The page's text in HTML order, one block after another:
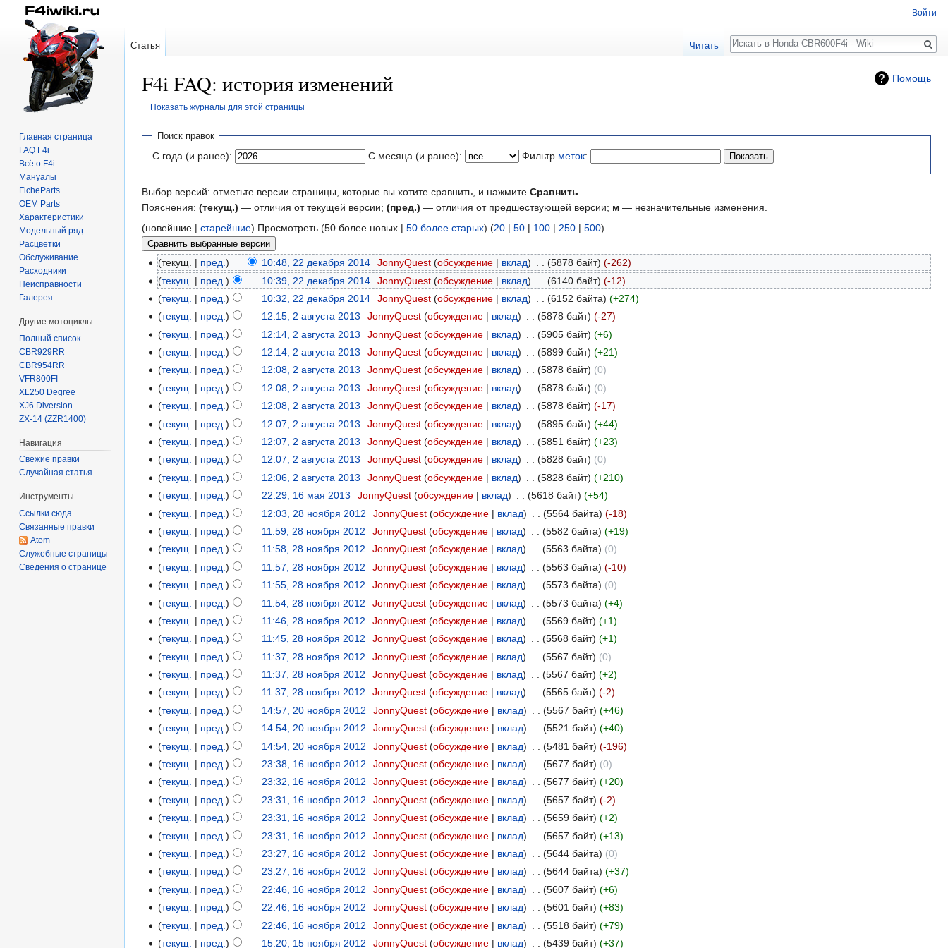
Помощь
F4i FAQ: история изменений
Показать журналы для этой страницы
Перейти
навигации
Перейти
поиску
Поиск правок
С года (и ранее): С месяца (и ранее): Фильтр меток:
Выбор версий: отметьте версии страницы, которые вы хотите сравнить, и нажмите Сравнить
Пояснения: (текущ.) — отличия от текущей версии; (пред.) — отличия от предшествующей версии; м — незначительные изменения.
(новейшие | старейшие) Просмотреть (50 более новых | 50 более старых) (20 | 50 | 100 | 250 | 500)
текущ. пред. 10:48, 22 декабря 2014 JonnyQuest обсуждение вклад 5878 байт
-262
текущ.
пред. 10:39, 22 декабря 2014 JonnyQuest обсуждение вклад 6140 байт
-12
текущ.
пред. 10:32, 22 декабря 2014 JonnyQuest обсуждение вклад 6152 байта
+274
текущ.
пред. 12:15, 2 августа 2013 JonnyQuest обсуждение вклад 5878 байт
-27
текущ.
пред. 12:14, 2 августа 2013 JonnyQuest обсуждение вклад 5905 байт
+6
текущ.
пред. 12:14, 2 августа 2013 JonnyQuest обсуждение вклад 5899 байт
+21
текущ.
пред. 12:08, 2 августа 2013 JonnyQuest обсуждение вклад 5878 байт
0
текущ.
пред. 12:08, 2 августа 2013 JonnyQuest обсуждение вклад 5878 байт
0
текущ.
пред. 12:08, 2 августа 2013 JonnyQuest обсуждение вклад 5878 байт
-17
текущ.
пред. 12:07, 2 августа 2013 JonnyQuest обсуждение вклад 5895 байт
+44
текущ.
пред. 12:07, 2 августа 2013 JonnyQuest обсуждение вклад 5851 байт
+23
текущ.
пред. 12:07, 2 августа 2013 JonnyQuest обсуждение вклад 5828 байт
0
текущ.
пред. 12:06, 2 августа 2013 JonnyQuest обсуждение вклад 5828 байт
+210
текущ.
пред. 22:29, 16 мая 2013 JonnyQuest обсуждение вклад 5618 байт
+54
текущ.
пред. 12:03, 28 ноября 2012 JonnyQuest обсуждение вклад 5564 байта
-18
текущ.
пред. 11:59, 28 ноября 2012 JonnyQuest обсуждение вклад 5582 байта
+19
текущ.
пред. 11:58, 28 ноября 2012 JonnyQuest обсуждение вклад 5563 байта
0
текущ.
пред. 11:57, 28 ноября 2012 JonnyQuest обсуждение вклад 5563 байта
-10
текущ.
пред. 11:55, 28 ноября 2012 JonnyQuest обсуждение вклад 5573 байта
0
текущ.
пред. 11:54, 28 ноября 2012 JonnyQuest обсуждение вклад 5573 байта
+4
текущ.
пред. 11:46, 28 ноября 2012 JonnyQuest обсуждение вклад 5569 байт
+1
текущ.
пред. 11:45, 28 ноября 2012 JonnyQuest обсуждение вклад 5568 байт
+1
текущ.
пред. 11:37, 28 ноября 2012 JonnyQuest обсуждение вклад 5567 байт
0
текущ.
пред. 11:37, 28 ноября 2012 JonnyQuest обсуждение вклад 5567 байт
+2
текущ.
пред. 11:37, 28 ноября 2012 JonnyQuest обсуждение вклад 5565 байт
-2
текущ.
пред. 14:57, 20 ноября 2012 JonnyQuest обсуждение вклад 5567 байт
+46
текущ.
пред. 14:54, 20 ноября 2012 JonnyQuest обсуждение вклад 5521 байт
+40
текущ.
пред. 14:54, 20 ноября 2012 JonnyQuest обсуждение вклад 5481 байт
-196
текущ.
пред. 23:38, 16 ноября 2012 JonnyQuest обсуждение вклад 5677 байт
0
текущ.
пред. 23:32, 16 ноября 2012 JonnyQuest обсуждение вклад 5677 байт
+20
текущ.
пред. 23:31, 16 ноября 2012 JonnyQuest обсуждение вклад 5657 байт
-2
текущ.
пред. 23:31, 16 ноября 2012 JonnyQuest обсуждение вклад 5659 байт
+2
текущ.
пред. 23:31, 16 ноября 2012 JonnyQuest обсуждение вклад 5657 байт
+13
текущ.
пред. 23:27, 16 ноября 2012 JonnyQuest обсуждение вклад 5644 байта
0
текущ.
пред. 23:27, 16 ноября 2012 JonnyQuest обсуждение вклад 5644 байта
+37
текущ.
пред. 22:46, 16 ноября 2012 JonnyQuest обсуждение вклад 5607 байт
+6
текущ.
пред. 22:46, 16 ноября 2012 JonnyQuest обсуждение вклад 5601 байт
+83
текущ.
пред. 22:46, 16 ноября 2012 JonnyQuest обсуждение вклад 5518 байт
+79
текущ.
пред. 15:20, 15 ноября 2012 JonnyQuest обсуждение вклад 5439 байт +37
Войти
Статья Читать
Поиск
Главная страница
FAQ F4i
Всё о F4i
Мануалы
FicheParts
OEM Parts
Характеристики
Модельный ряд
Расцветки
Обслуживание
Расходники
Неисправности
Галерея
Другие мотоциклы
Полный список
CBR929RR
CBR954RR
VFR800FI
XL250 Degree
XJ6 Diversion
ZX-14 (ZZR1400)
Навигация
Свежие правки
Случайная статья
Инструменты
Ссылки сюда
Связанные правки
Atom
Служебные страницы
Сведения о странице